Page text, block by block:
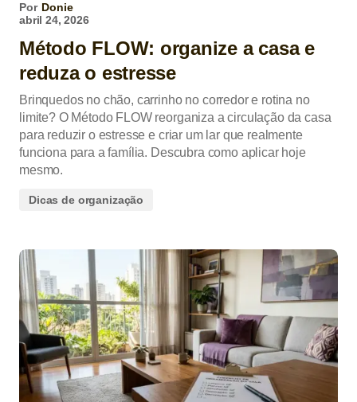
Por Donie
abril 24, 2026
Método FLOW: organize a casa e
reduza o estresse
Brinquedos no chão, carrinho no corredor e rotina no
limite? O Método FLOW reorganiza a circulação da casa
para reduzir o estresse e criar um lar que realmente
funciona para a família. Descubra como aplicar hoje
mesmo.
Dicas de organização